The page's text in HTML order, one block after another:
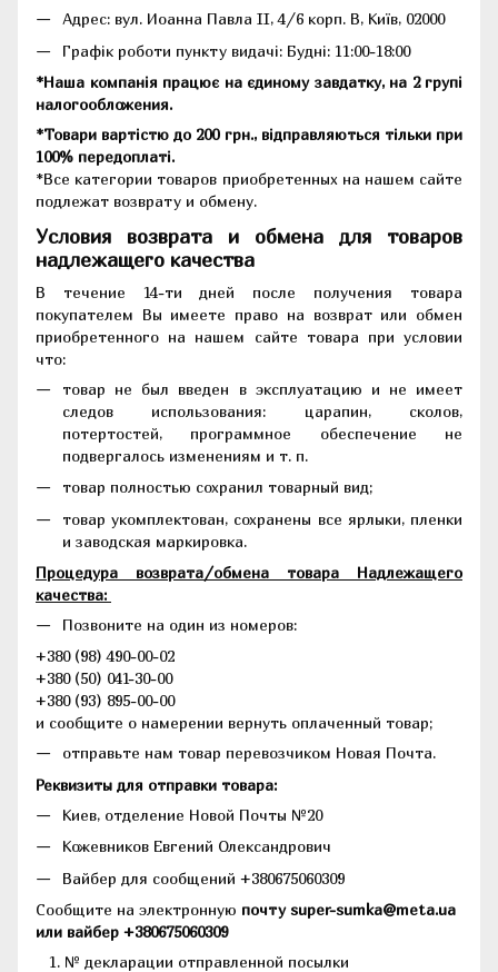
Адрес: вул. Иоанна Павла II, 4/6 корп. В, Київ, 02000
Графік роботи пункту видачі: Будні: 11:00-18:00
*Наша компанія працює на єдиному завдатку, на 2 групі
налогообложения.
*Товари вартістю до 200 грн., відправляються тільки при
100% передоплаті.
*Все категории товаров приобретенных на нашем сайте
подлежат возврату и обмену.
Условия возврата и обмена для товаров
надлежащего качества
В течение 14-ти дней после получения товара
покупателем Вы имеете право на возврат или обмен
приобретенного на нашем сайте товара при условии
что:
товар не был введен в эксплуатацию и не имеет
следов использования: царапин, сколов,
потертостей, программное обеспечение не
подвергалось изменениям и т. п.
товар полностью сохранил товарный вид;
товар укомплектован, сохранены все ярлыки, пленки
и заводская маркировка.
Процедура возврата/обмена товара Надлежащего
качества:
Позвоните на один из номеров:
+380 (98) 490-00-02
+380 (50) 041-30-00
+380 (93) 895-00-00
и сообщите о намерении вернуть оплаченный товар;
отправьте нам товар перевозчиком Новая Почта.
Реквизиты для отправки товара:
Киев, отделение Новой Почты №20
Кожевников Евгений Олександрович
Вайбер для сообщений +380675060309
Сообщите на электронную почту super-sumka@meta.ua
или вайбер +380675060309
№ декларации отправленной посылки